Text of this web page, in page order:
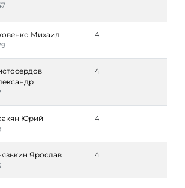
Михаил
4
4
Юрий
4
Ярослав
4